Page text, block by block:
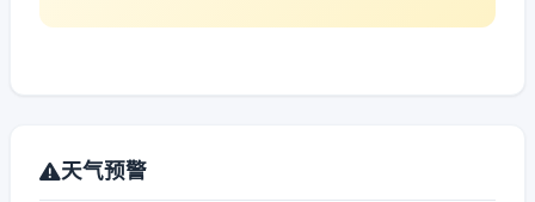
天气预警